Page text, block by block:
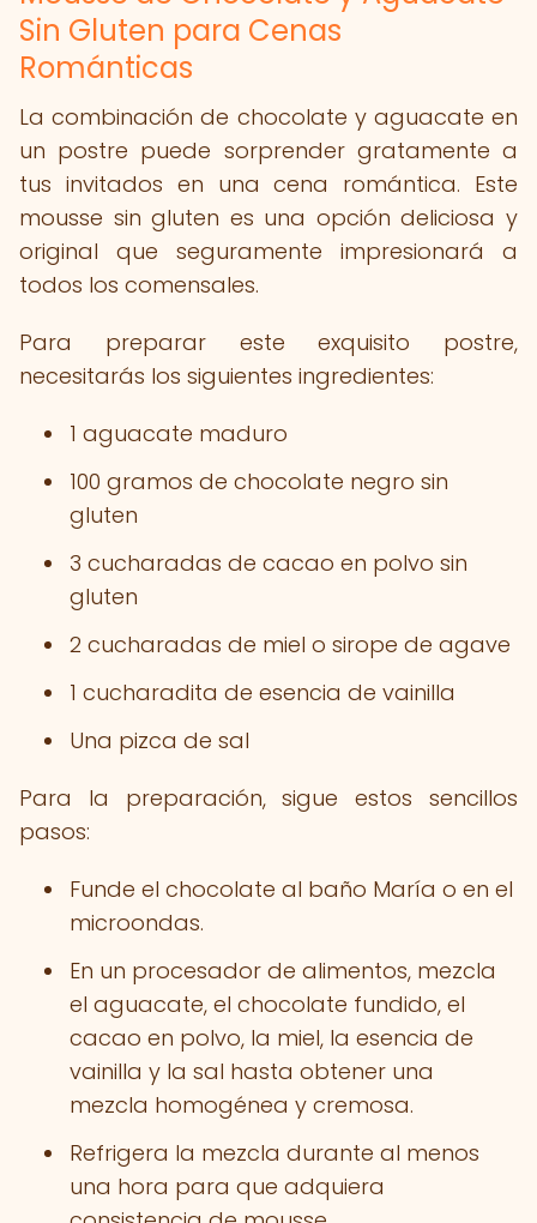
Sin Gluten para Cenas
Románticas
La combinación de chocolate y aguacate en
un postre puede sorprender gratamente a
tus invitados en una cena romántica. Este
mousse sin gluten es una opción deliciosa y
original que seguramente impresionará a
todos los comensales.
Para preparar este exquisito postre,
necesitarás los siguientes ingredientes:
1 aguacate maduro
100 gramos de chocolate negro sin
gluten
3 cucharadas de cacao en polvo sin
gluten
2 cucharadas de miel o sirope de agave
1 cucharadita de esencia de vainilla
Una pizca de sal
Para la preparación, sigue estos sencillos
pasos:
Funde el chocolate al baño María o en el
microondas.
En un procesador de alimentos, mezcla
el aguacate, el chocolate fundido, el
cacao en polvo, la miel, la esencia de
vainilla y la sal hasta obtener una
mezcla homogénea y cremosa.
Refrigera la mezcla durante al menos
una hora para que adquiera